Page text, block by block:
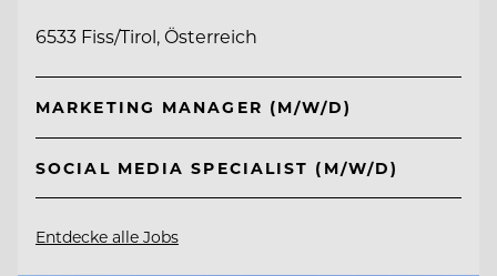
6533 Fiss/Tirol, Österreich
MARKETING MANAGER (M/W/D)
SOCIAL MEDIA SPECIALIST (M/W/D)
Entdecke alle Jobs